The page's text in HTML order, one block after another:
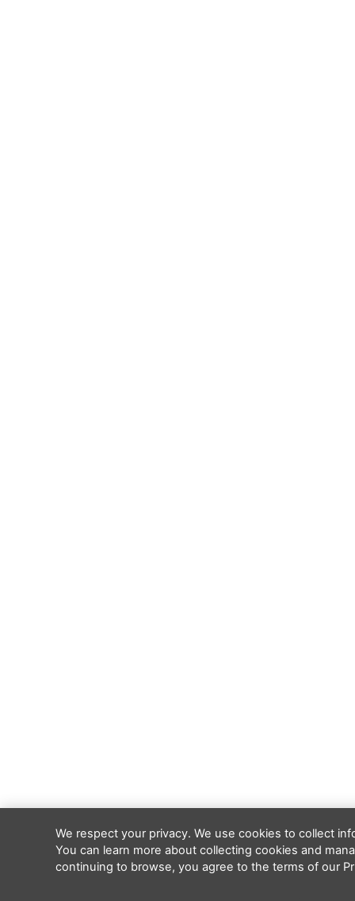
We respect your privacy. We use cookies to collect
You can learn more about collecting cookies and
continuing to browse, you agree to the terms of our